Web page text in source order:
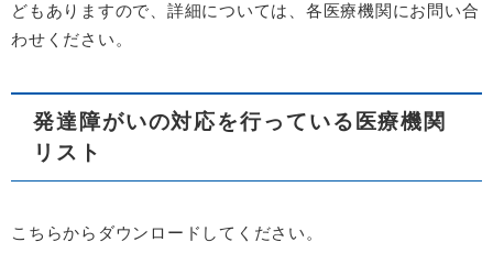
どもありますので、詳細については、各医療機関にお問い合
わせください。
発達障がいの対応を行っている医療機関
リスト
こちらからダウンロードしてください。